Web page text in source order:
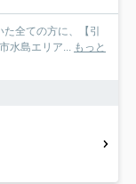
全ての方に、【引
水島エリア... もっと